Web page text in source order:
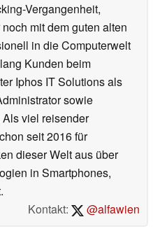
Vergangenheit,
mit dem guten alten
in die Computerwelt
Kunden beim
Iphos IT Solutions als
sowie
viel reisender
seit 2016 für
dieser Welt aus über
in Smartphones,
Kontakt:
@alfawien